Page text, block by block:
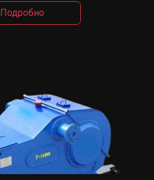
Подробно